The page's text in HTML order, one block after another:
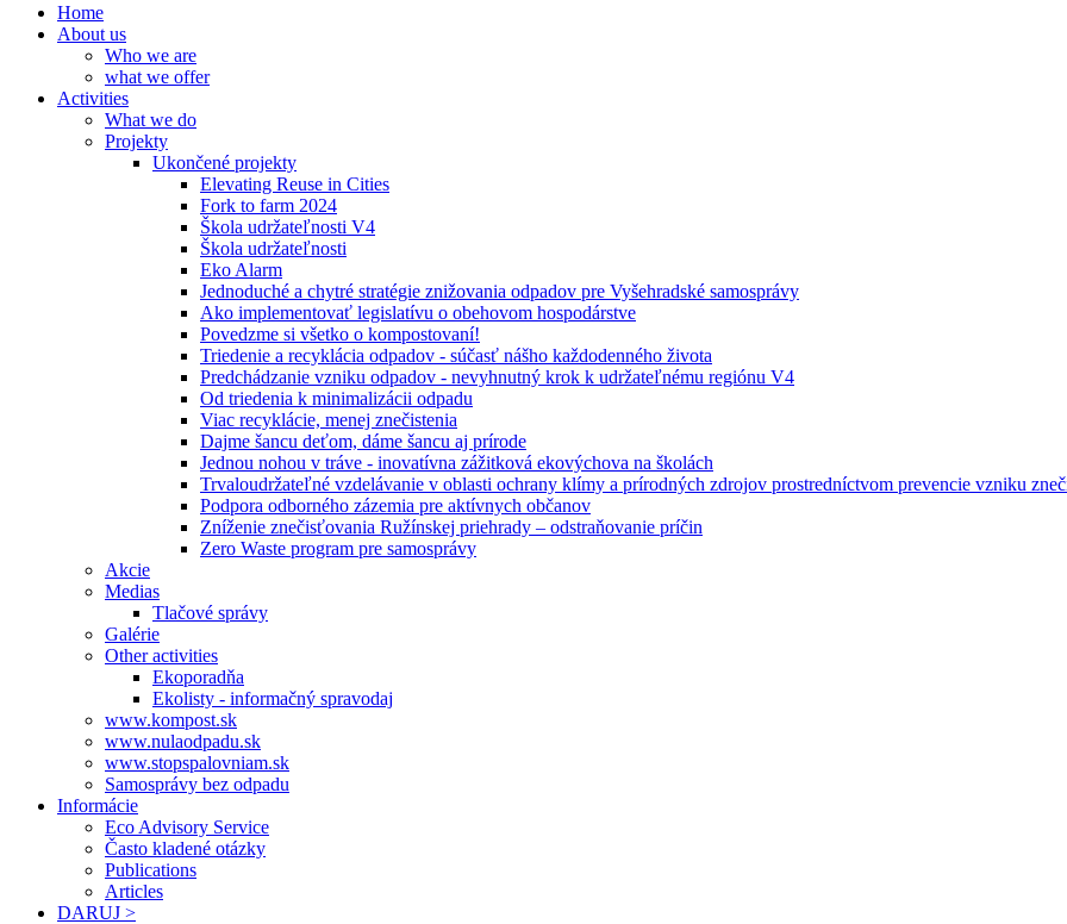
Home
About us
Who we are
what we offer
Activities
What we do
Projekty
Ukončené projekty
Elevating Reuse in Cities
Fork to farm 2024
Škola udržateľnosti V4
Škola udržateľnosti
Eko Alarm
Jednoduché a chytré stratégie znižovania odpadov pre Vyšehradské samosprávy
Ako implementovať legislatívu o obehovom hospodárstve
Povedzme si všetko o kompostovaní!
Triedenie a recyklácia odpadov - súčasť nášho každodenného života
Predchádzanie vzniku odpadov - nevyhnutný krok k udržateľnému regiónu V4
Od triedenia k minimalizácii odpadu
Viac recyklácie, menej znečistenia
Dajme šancu deťom, dáme šancu aj prírode
Jednou nohou v tráve - inovatívna zážitková ekovýchova na školách
Trvaloudržateľné vzdelávanie v oblasti ochrany klímy a prírodných zdrojov prostredníctvom prevencie vzniku
Podpora odborného zázemia pre aktívnych občanov
Zníženie znečisťovania Ružínskej priehrady – odstraňovanie príčin
Zero Waste program pre samosprávy
Akcie
Medias
Tlačové správy
Galérie
Other activities
Ekoporadňa
Ekolisty - informačný spravodaj
www.kompost.sk
www.nulaodpadu.sk
www.stopspalovniam.sk
Samosprávy bez odpadu
Informácie
Eco Advisory Service
Často kladené otázky
Publications
Articles
DARUJ >